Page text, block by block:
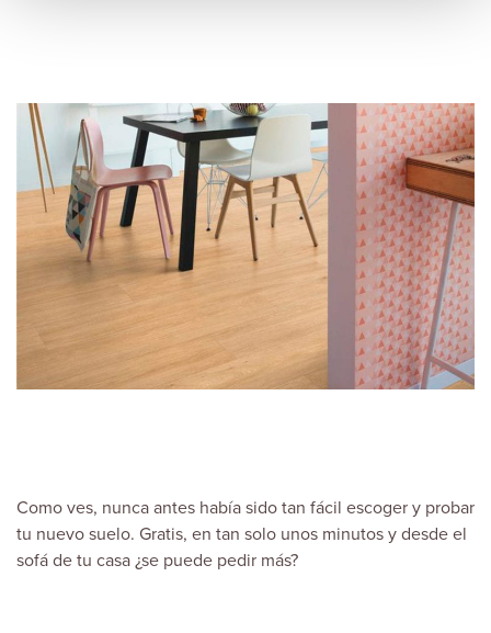
Como ves, nunca antes había sido tan fácil escoger y probar
tu nuevo suelo. Gratis, en tan solo unos minutos y desde el
sofá de tu casa ¿se puede pedir más?